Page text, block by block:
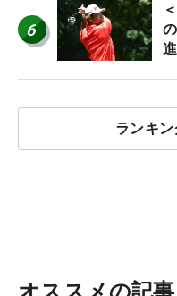
6
進
ランキ
オススメの記事